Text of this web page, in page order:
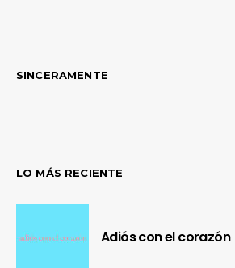
SINCERAMENTE
LO MÁS RECIENTE
Adiós con el corazón